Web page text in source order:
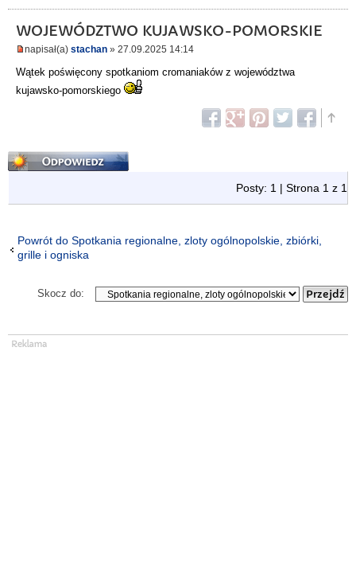
WOJEWÓDZTWO KUJAWSKO-POMORSKIE
napisał(a) stachan » 27.09.2025 14:14
Wątek poświęcony spotkaniom cromaniaków z województwa
kujawsko-pomorskiego
Odpowiedz
Posty: 1 | Strona 1 z 1
Powrót do Spotkania regionalne, zloty ogólnopolskie, zbiórki,
grille i ogniska
Skocz do: